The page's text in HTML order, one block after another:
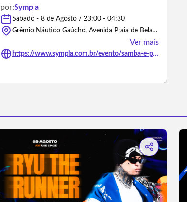
por:Sympla
Sábado - 8 de Agosto / 23:00 - 04:30
Grêmio Náutico Gaúcho, Avenida Praia de Belas - Porto Alegre/Rio Grande do Sul
Ver mais
https://www.sympla.com.br/evento/samba-e-pagode-3a-edicao/3465388